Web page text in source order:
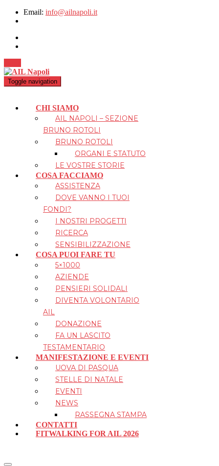
Email: info@ailnapoli.it
Toggle navigation
CHI SIAMO
AIL NAPOLI – SEZIONE
BRUNO ROTOLI
BRUNO ROTOLI
ORGANI E STATUTO
LE VOSTRE STORIE
COSA FACCIAMO
ASSISTENZA
DOVE VANNO I TUOI
FONDI?
I NOSTRI PROGETTI
RICERCA
SENSIBILIZZAZIONE
COSA PUOI FARE TU
5×1000
AZIENDE
PENSIERI SOLIDALI
DIVENTA VOLONTARIO
AIL
DONAZIONE
FA UN LASCITO
TESTAMENTARIO
MANIFESTAZIONE E EVENTI
UOVA DI PASQUA
STELLE DI NATALE
EVENTI
NEWS
RASSEGNA STAMPA
CONTATTI
FITWALKING FOR AIL 2026